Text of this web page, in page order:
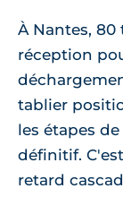
À Nantes,
réception
tablier
les étapes
définitif.
retard